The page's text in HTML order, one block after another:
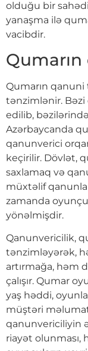
olduğu bir
yanaşma ilə
vacibdir.
Qumarın
tənzimlənir.
edilib,
Azərbaycanda
qanunverici
keçirilir. Dövlət,
saxlamaq və
müxtəlif
zamanda
yönəlmişdir.
Qanunvericilik,
tənzimləyərək,
artırmağa, həm
çalışır. Qumar
yaş həddi,
müştəri
qanunvericiliyin
riayət